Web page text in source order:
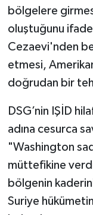
bölgelere
oluştuğunu
Cezaevi'nden
etmesi,
doğrudan bir
DSG’nin IŞİD
adına cesurca
"Washington
müttefikine
bölgenin
Suriye